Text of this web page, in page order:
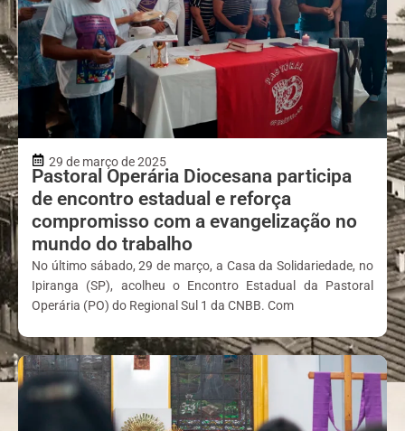
29 de março de 2025
Pastoral Operária Diocesana participa
de encontro estadual e reforça
compromisso com a evangelização no
mundo do trabalho
No último sábado, 29 de março, a Casa da Solidariedade, no
Ipiranga (SP), acolheu o Encontro Estadual da Pastoral
Operária (PO) do Regional Sul 1 da CNBB. Com